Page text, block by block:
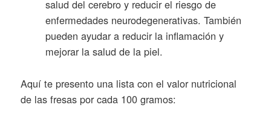
salud del cerebro y reducir el riesgo de
enfermedades neurodegenerativas. También
pueden ayudar a reducir la inflamación y
mejorar la salud de la piel.
Aquí te presento una lista con el valor nutricional
de las fresas por cada 100 gramos: